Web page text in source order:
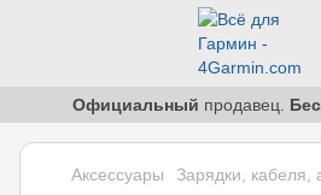
Официальный продавец.
Аксессуары Зарядки, кабеля,